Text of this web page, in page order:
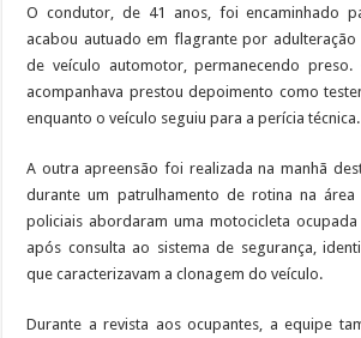
O condutor, de 41 anos, foi encaminhado
acabou autuado em flagrante por
de veículo automotor, permanecendo
acompanhava prestou depoimento como
enquanto o veículo seguiu para a perícia técnica.
A outra apreensão foi realizada na manhã
durante um patrulhamento de rotina na
policiais abordaram uma motocicleta
após consulta ao sistema de segurança,
que caracterizavam a clonagem do veículo.
Durante a revista aos ocupantes, a equipe